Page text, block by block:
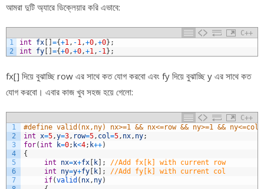
আমরা দুটি অ্যারে ডিক্লেয়ার করি এভাবে:
C++
1
2
int fx [ ] ={+1, -1,+0,+0} ;
int
fy [ ] ={+0,+0,+1, -1} ;
fx[] দিয়ে বুঝাচ্ছি row এর সাথে কত যোগ করবো এবং fy দিয়ে বুঝাচ্ছি y এর সাথে কত
যোগ করবো। এবার কাজ খুব সহজ হয়ে গেলো:
C++
1
2
3
4
5
6
7
#define valid(nx,ny) nx>=1 && nx<=row && ny>=1 && ny<=col
int x=5,y=3, row=5, col=5, nx, ny;
for( int k=0; k<4; k++)
{
int
nx=x+fx [ k] ;
//Add fx[k] with current row
int
ny=y+fy [ k] ;
//Add fy[k] with current col
if(valid ( nx, ny)